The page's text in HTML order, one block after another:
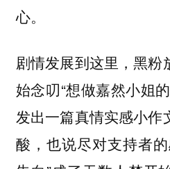
心。
剧情发展到这里，黑粉
始念叨“想做嘉然小姐
发出一篇真情实感小作
酸，也说尽对支持者